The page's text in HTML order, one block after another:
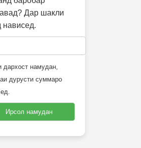
Дар шакли
нависед.
дархост намудан,
дурусти суммаро
Ирсол намудан